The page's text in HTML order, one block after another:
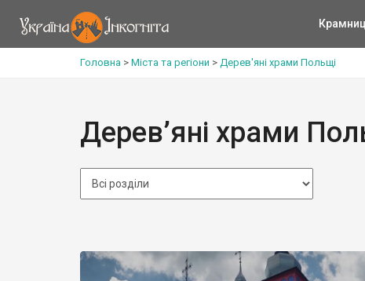
Головна > Міста та регіони > Дерев'яні храми Польщі
Дерев’яні храми